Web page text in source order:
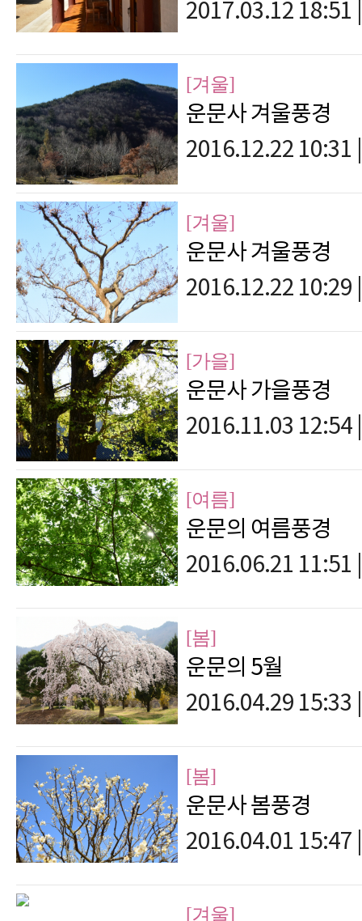
2017.03.12 18:51
[겨울]
운문사 겨울풍경
2016.12.22 10:31
[겨울]
운문사 겨울풍경
2016.12.22 10:29
[가을]
운문사 가을풍경
2016.11.03 12:54
[여름]
운문의 여름풍경
2016.06.21 11:51
[봄]
운문의 5월
2016.04.29 15:33
[봄]
운문사 봄풍경
2016.04.01 15:47
[겨울]